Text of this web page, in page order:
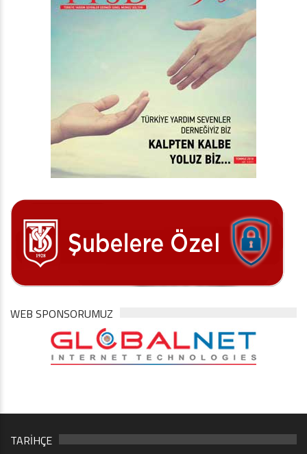
WEB SPONSORUMUZ
TARİHÇE